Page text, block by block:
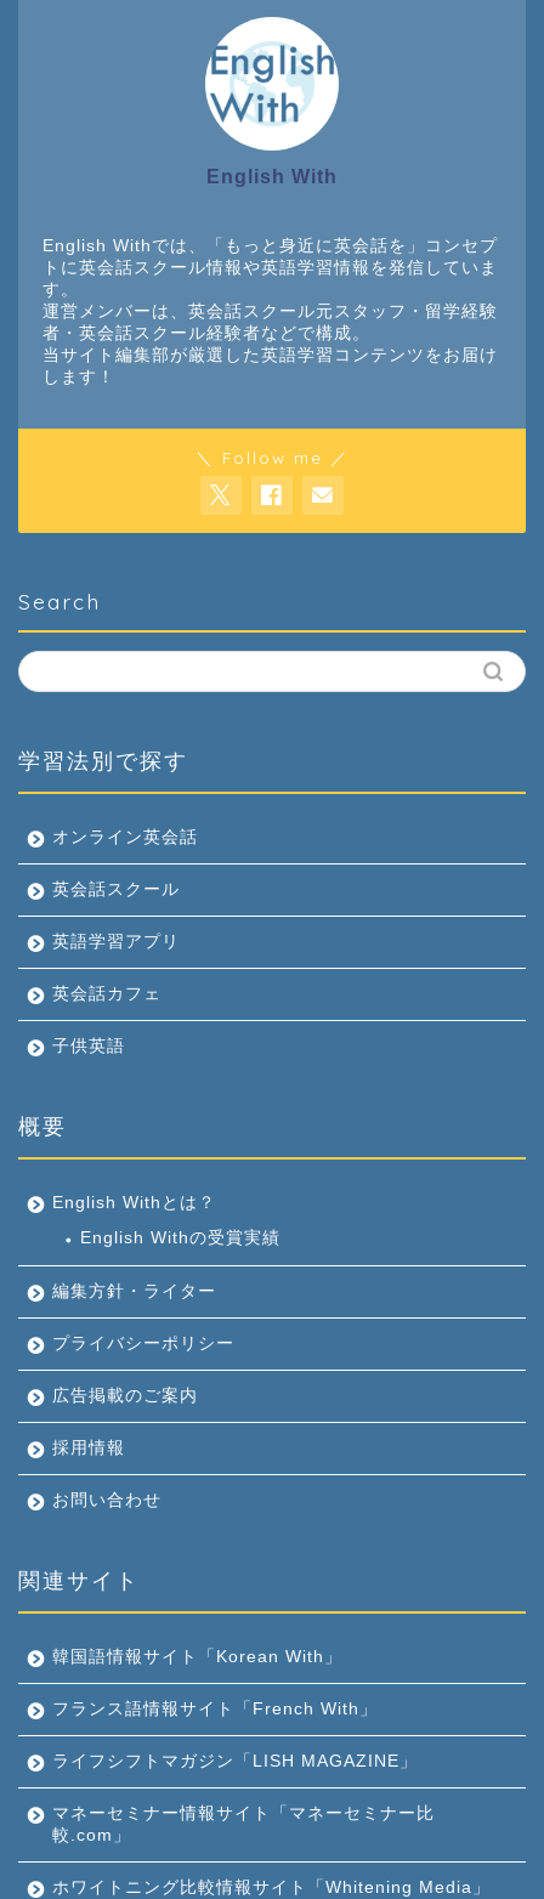
English With
English Withでは、「もっと身近に英会話を」コンセプ
トに英会話スクール情報や英語学習情報を発信していま
す。
運営メンバーは、英会話スクール元スタッフ・留学経験
者・英会話スクール経験者などで構成。
当サイト編集部が厳選した英語学習コンテンツをお届け
します！
＼ Follow me ／
Search
学習法別で探す
オンライン英会話
英会話スクール
英語学習アプリ
英会話カフェ
子供英語
概要
English Withとは？
English Withの受賞実績
編集方針・ライター
プライバシーポリシー
広告掲載のご案内
採用情報
お問い合わせ
関連サイト
韓国語情報サイト「Korean With」
フランス語情報サイト「French With」
ライフシフトマガジン「LISH MAGAZINE」
マネーセミナー情報サイト「マネーセミナー比
較.com」
ホワイトニング比較情報サイト「Whitening Media」